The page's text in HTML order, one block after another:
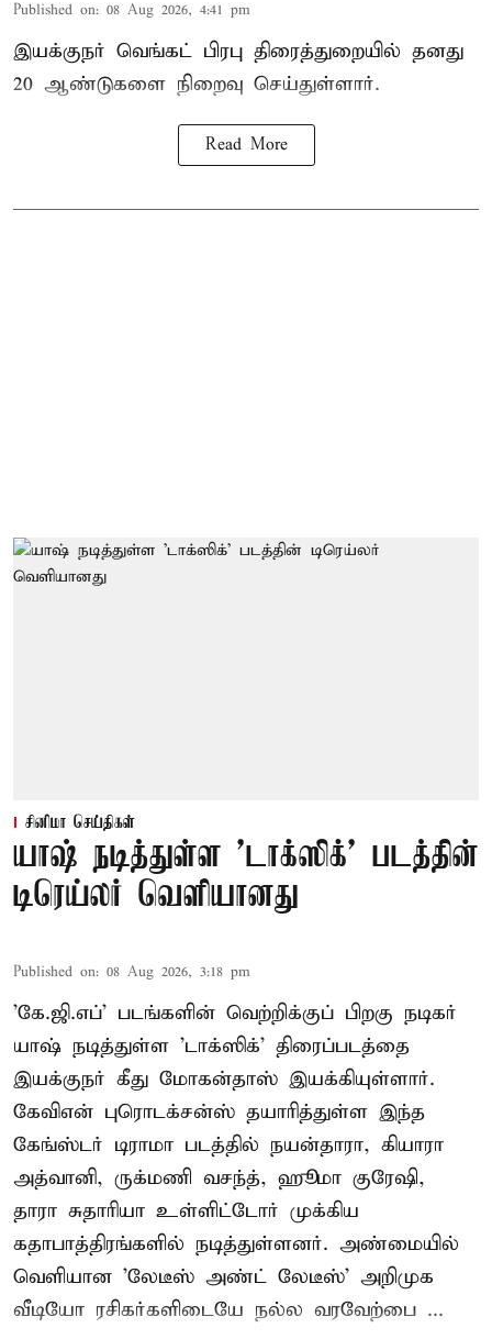
Published on: 08 Aug 2026, 4:41 pm
இயக்குநர் வெங்கட் பிரபு திரைத்துறையில் தனது
20 ஆண்டுகளை நிறைவு செய்துள்ளார்.
Read More
சினிமா செய்திகள்
யாஷ் நடித்துள்ள 'டாக்‌ஸிக்' படத்தின்
டிரெய்லர் வெளியானது
Published on: 08 Aug 2026, 3:18 pm
'கே.ஜி.எப்' படங்களின் வெற்றிக்குப் பிறகு நடிகர்
யாஷ் நடித்துள்ள 'டாக்ஸிக்' திரைப்படத்தை
இயக்குநர் கீது மோகன்தாஸ் இயக்கியுள்ளார்.
கேவிஎன் புரொடக்சன்ஸ் தயாரித்துள்ள இந்த
கேங்ஸ்டர் டிராமா படத்தில் நயன்தாரா, கியாரா
அத்வானி, ருக்மணி வசந்த், ஹூமா குரேஷி,
தாரா சுதாரியா உள்ளிட்டோர் முக்கிய
கதாபாத்திரங்களில் நடித்துள்ளனர். அண்மையில்
வெளியான 'லேடீஸ் அண்ட் லேடீஸ்' அறிமுக
வீடியோ ரசிகர்களிடையே நல்ல வரவேற்பை ...